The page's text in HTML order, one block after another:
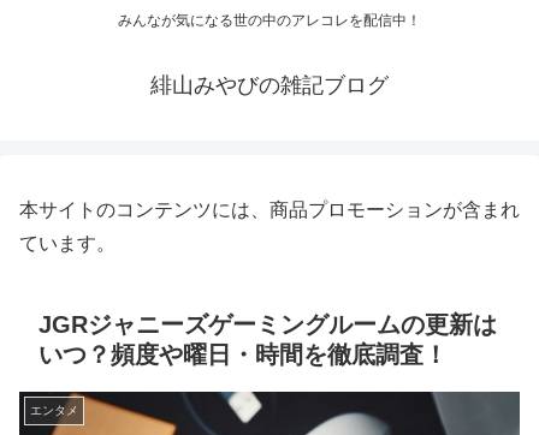
みんなが気になる世の中のアレコレを配信中！
緋山みやびの雑記ブログ
本サイトのコンテンツには、商品プロモーションが含まれ
ています。
JGRジャニーズゲーミングルームの更新は
いつ？頻度や曜日・時間を徹底調査！
エンタメ